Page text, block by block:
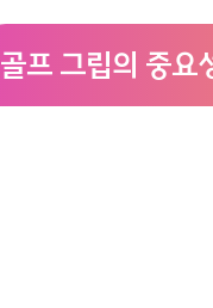
골프 그립의 중요